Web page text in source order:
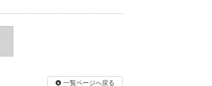
一覧ページへ戻る